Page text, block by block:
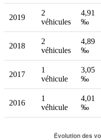
2019
2
véhicules
4,91
‰
2018
2
véhicules
4,89
‰
2017
1
véhicule
3,05
‰
2016
1
véhicule
4,01
‰